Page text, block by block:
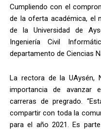
Cumpliendo con el
de la oferta académica, el
de la Universidad de
Ingeniería Civil
departamento de Ciencias
La rectora de la UAysén,
importancia de avanzar
carreras de pregrado.
compartir con toda la
para el año 2021. Es